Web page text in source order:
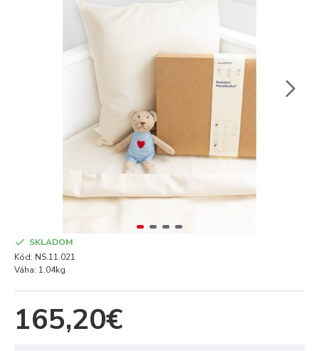
165,20€
SKLADOM
Kód: NS.11.021
Váha: 1.04kg